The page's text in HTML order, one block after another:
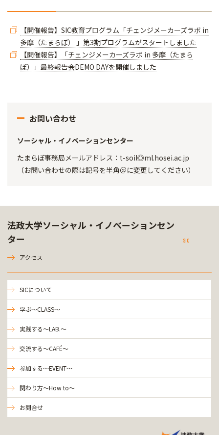
【開催報告】SIC教育プログラム「チェンジメーカーズラボ in
多摩（たまらぼ） 」第3期プログラムがスタートしました
【開催報告】「チェンジメーカーズラボ in 多摩（たまら
ぼ）」最終報告会DEMO DAYを開催しました
お問い合わせ
ソーシャル・イノベーションセンター
たまらぼ事務局メールアドレス：t-soil◎ml.hosei.ac.jp
（お問い合わせの際は記号を半角＠に変更してください）
法政大学ソーシャル・イノベーションセン
ター
SIC
アクセス
SICについて
学ぶ～CLASS～
実践する～LAB.～
交流する～CAFÉ～
参加する～EVENT～
関わり方～How to～
お問合せ